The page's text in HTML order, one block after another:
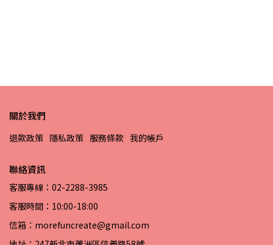
關於我們
退款政策 隱私政策 服務條款 我的帳戶
聯絡資訊
客服專線：02-2288-3985
客服時間：10:00-18:00
信箱：morefuncreate@gmail.com